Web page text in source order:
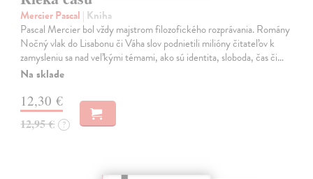
Mercier Pascal | Kniha
Pascal Mercier bol vždy majstrom filozofického rozprávania. Romány
Nočný vlak do Lisabonu či Váha slov podnietili milióny čitateľov k
zamysleniu sa nad veľkými témami, ako sú identita, sloboda, čas či…
Na sklade
12,30 €
12,95 € ?